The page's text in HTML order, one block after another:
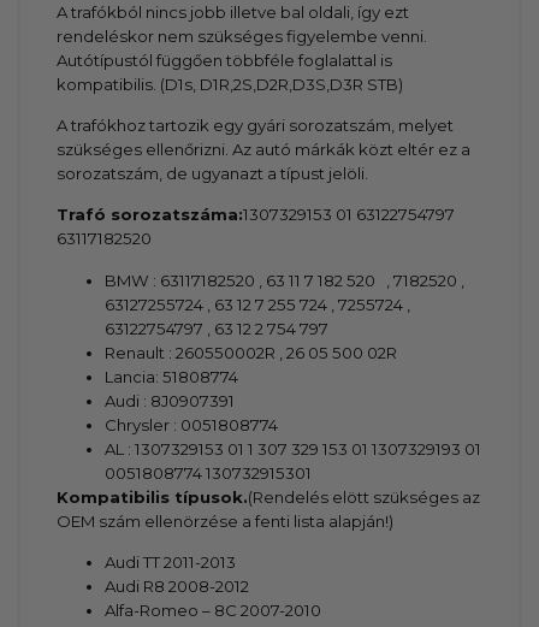
A trafókból nincs jobb illetve bal oldali, így ezt
rendeléskor nem szükséges figyelembe venni.
Autótípustól függően többféle foglalattal is
kompatibilis. (D1s, D1R,2S,D2R,D3S,D3R STB)
A trafókhoz tartozik egy gyári sorozatszám, melyet
szükséges ellenőrizni. Az autó márkák közt eltér ez a
sorozatszám, de ugyanazt a típust jelöli.
Trafó sorozatszáma:1307329153 01 63122754797
63117182520
BMW : 63117182520 , 63 11 7 182 520 , 7182520 ,
63127255724 , 63 12 7 255 724 , 7255724 ,
63122754797 , 63 12 2 754 797
Renault : 260550002R , 26 05 500 02R
Lancia: 51808774
Audi : 8J0907391
Chrysler : 0051808774
AL : 1307329153 01 1 307 329 153 01 1307329193 01
0051808774 130732915301
Kompatibilis típusok.(Rendelés elött szükséges az
OEM szám ellenörzése a fenti lista alapján!)
Audi TT 2011-2013
Audi R8 2008-2012
Alfa-Romeo – 8C 2007-2010